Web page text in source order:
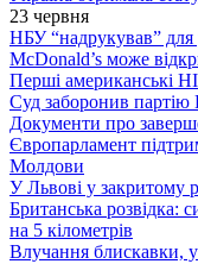
23 червня
НБУ “надрукував” для
McDonald’s може
Перші американські
Суд заборонив партію
Документи про
Європарламент
Молдови
У Львові у закритому
Британська розвідка:
на 5 кілометрів
Влучання блискавки,